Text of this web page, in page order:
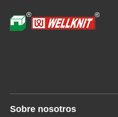
Sobre nosotros